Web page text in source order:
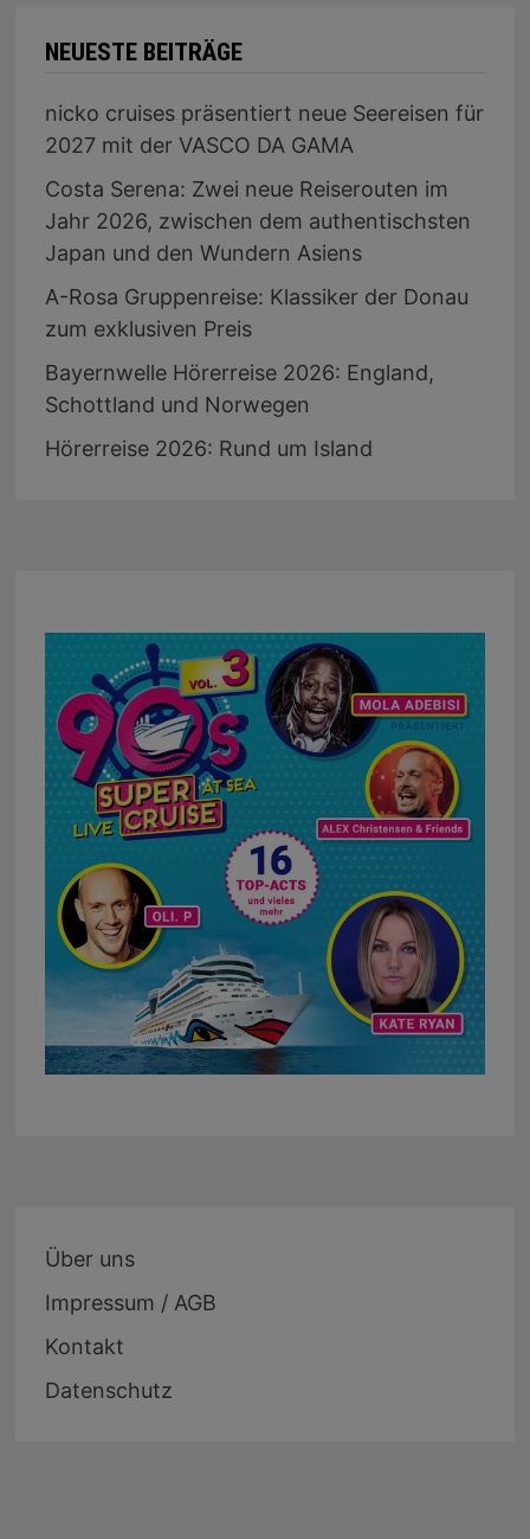
NEUESTE BEITRÄGE
nicko cruises präsentiert neue Seereisen für
2027 mit der VASCO DA GAMA
Costa Serena: Zwei neue Reiserouten im
Jahr 2026, zwischen dem authentischsten
Japan und den Wundern Asiens
A-Rosa Gruppenreise: Klassiker der Donau
zum exklusiven Preis
Bayernwelle Hörerreise 2026: England,
Schottland und Norwegen
Hörerreise 2026: Rund um Island
Über uns
Impressum / AGB
Kontakt
Datenschutz